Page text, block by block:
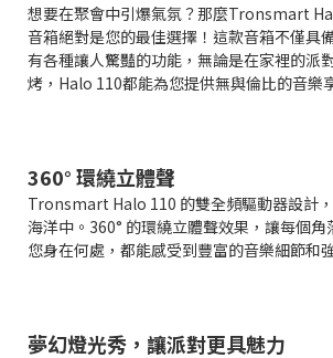
想要在聚會中引爆氣氛？那麼Tronsmart
音箱絕對是您的最佳選擇！這款音箱不僅具
有各種讓人驚豔的功能，無論是在家裡的派
烤，Halo 110都能為您提供無與倫比的音樂
360° 環繞立體聲
Tronsmart Halo 110 的雙全頻驅動器設計
海洋中。360° 的環繞立體聲效果，讓每個
您身在何處，都能感受到豐富的音樂細節和
夢幻燈光秀，讓派對更具魅力